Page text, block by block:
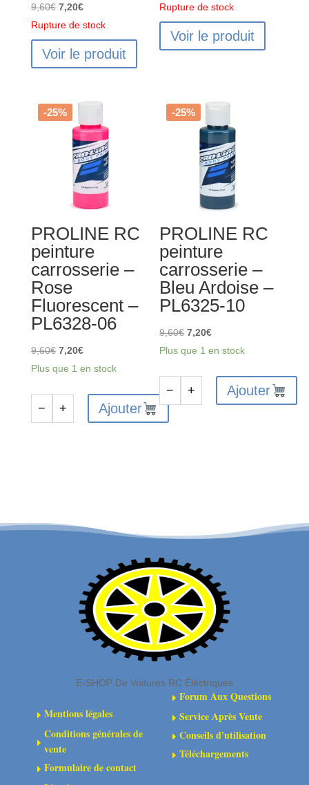
9,60€ Le
prix
initial
était :
7,20€Le
prix
actuel
est :
Rupture de stock
Voir le produit
prix
initial
était :
prix
actuel
est :
Rupture de stock
Voir le produit
-25%
PROLINE RC
peinture
carrosserie –
Rose
Fluorescent –
PL6328-06
9,60€ Le
prix
était :
9,60€.
7,20€Le
prix
est :
7,20€.
Plus que 1 en stock
-
− + Ajouter
-25%
PROLINE RC
peinture
carrosserie –
Bleu Ardoise –
PL6325-10
9,60€ Le
prix
était :
9,60€.
7,20€Le
prix
est :
7,20€.
Plus que 1 en stock
Ardoise
-
PL6325-
10
− + Ajouter
E-SHOP De Voitures RC Éléctriques
EMentions légales
E
Conditions générales de
vente
EFormulaire de contact
E Forum Aux Questions
E Service Après Vente
E Conseils d'utilisation
E Téléchargements